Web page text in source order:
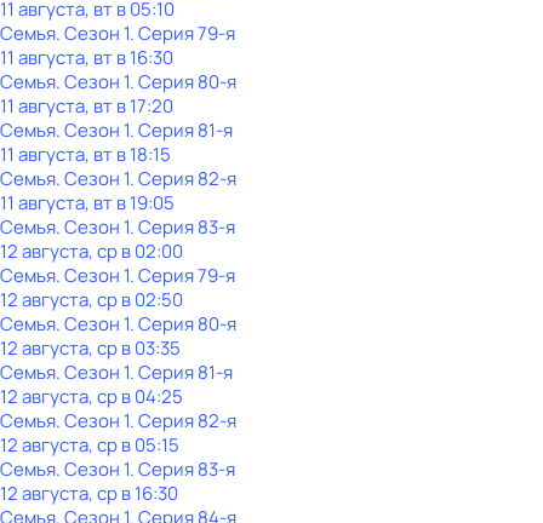
11 августа, вт в 05:10
Семья. Сезон 1. Серия 79-я
11 августа, вт в 16:30
Семья. Сезон 1. Серия 80-я
11 августа, вт в 17:20
Семья. Сезон 1. Серия 81-я
11 августа, вт в 18:15
Семья. Сезон 1. Серия 82-я
11 августа, вт в 19:05
Семья. Сезон 1. Серия 83-я
12 августа, ср в 02:00
Семья. Сезон 1. Серия 79-я
12 августа, ср в 02:50
Семья. Сезон 1. Серия 80-я
12 августа, ср в 03:35
Семья. Сезон 1. Серия 81-я
12 августа, ср в 04:25
Семья. Сезон 1. Серия 82-я
12 августа, ср в 05:15
Семья. Сезон 1. Серия 83-я
12 августа, ср в 16:30
Семья. Сезон 1. Серия 84-я